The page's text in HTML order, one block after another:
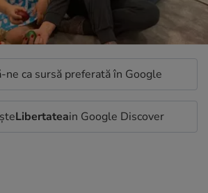
ne ca sursă preferată în Google
Libertateain Google Discover